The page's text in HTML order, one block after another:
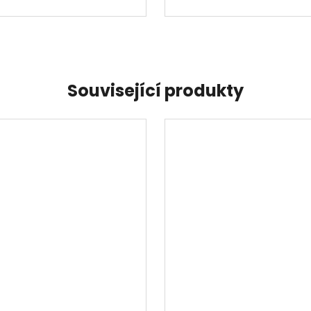
Související produkty